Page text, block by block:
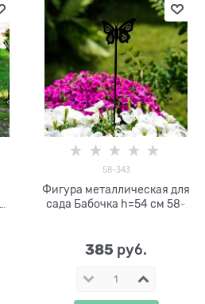
58-343
Фигура металлическая для
сада Бабочка h=54 см 58-
385 руб.